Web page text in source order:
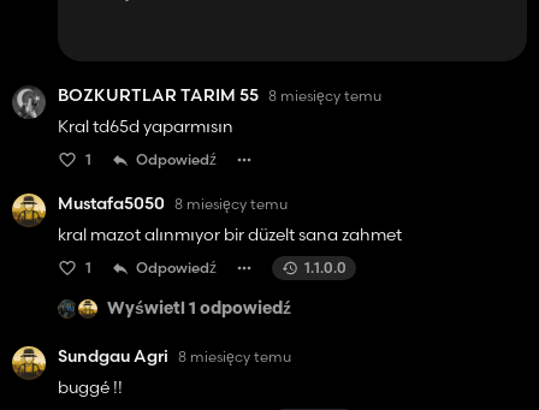
BOZKURTLAR TARIM 55 8 miesięcy temu
Kral td65d yaparmısın
1 Odpowiedź
Mustafa5050 8 miesięcy temu
kral mazot alınmıyor bir düzelt sana zahmet
1 Odpowiedź 1.1.0.0
Wyświetl 1 odpowiedź
Sundgau Agri 8 miesięcy temu
buggé !!